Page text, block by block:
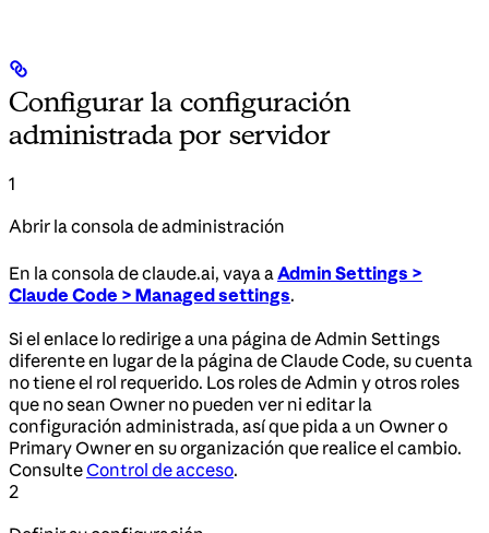
Configurar la configuración
administrada por servidor
1
Abrir la consola de administración
En la consola de claude.ai, vaya aAdmin Settings >
Claude Code > Managed settings.
Si el enlace lo redirige a una página de Admin Settings
diferente en lugar de la página de Claude Code, su cuenta
no tiene el rol requerido. Los roles de Admin y otros roles
que no sean Owner no pueden ver ni editar la
configuración administrada, así que pida a un Owner o
Primary Owner en su organización que realice el cambio.
ConsulteControl de acceso.
2